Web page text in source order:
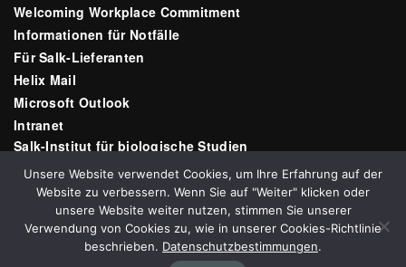
Welcoming Workplace Commitment
Informationen für Notfälle
Für Salk-Lieferanten
Helix Mail
Microsoft Outlook
Intranet
Salk-Institut für biologische Studien
La Jolla, CA 92037
E-Mail:communications@salk.edu
Telefon: (858) 453-4100
Unsere Website verwendet Cookies, um Ihre Erfahrung auf der
Website zu verbessern. Wenn Sie auf "Weiter" klicken oder
unsere Website weiter nutzen, stimmen Sie unserer
Verwendung von Cookies zu, wie in unserer Cookies-Richtlinie
beschrieben. Datenschutzbestimmungen.